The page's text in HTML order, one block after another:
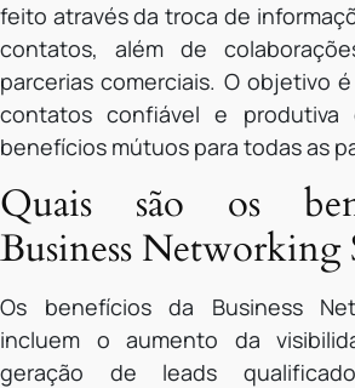
feito através da troca de
contatos, além de
parcerias comerciais. O objetivo
contatos confiável e produtiva
benefícios mútuos para todas as
Quais são os
Business Networking
Os benefícios da Business
incluem o aumento da
geração de leads